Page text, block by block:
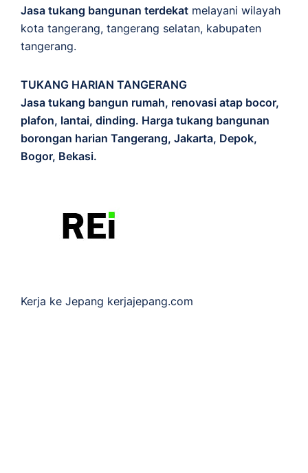
Jasa tukang bangunan terdekat melayani wilayah
kota tangerang, tangerang selatan, kabupaten
tangerang.
TUKANG HARIAN TANGERANG
Jasa tukang bangun rumah, renovasi atap bocor,
plafon, lantai, dinding. Harga tukang bangunan
borongan harian Tangerang, Jakarta, Depok,
Bogor, Bekasi.
Kerja ke Jepang kerjajepang.com